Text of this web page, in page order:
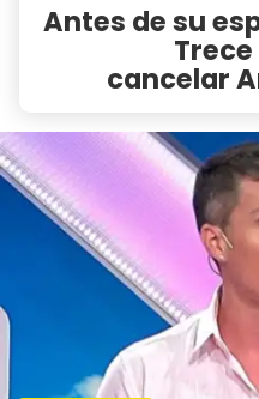
Antes de su
cancelar